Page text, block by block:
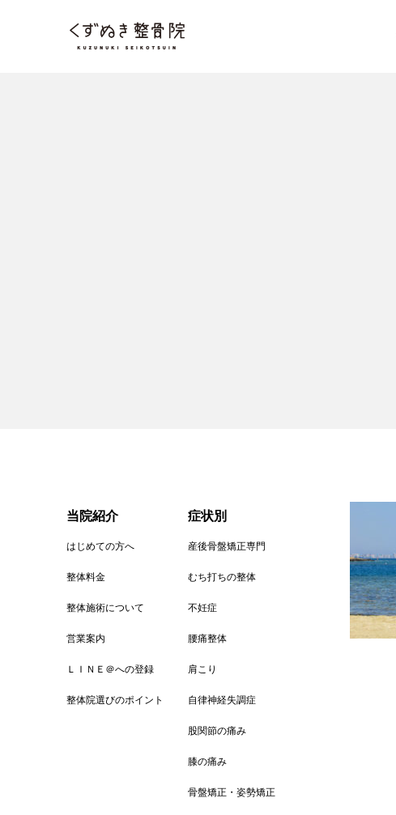
当院紹介
はじめての方へ
整体料金
整体施術について
営業案内
ＬＩＮＥ＠への登録
整体院選びのポイント
症状別
産後骨盤矯正専門
むち打ちの整体
不妊症
腰痛整体
肩こり
自律神経失調症
股関節の痛み
膝の痛み
骨盤矯正・姿勢矯正